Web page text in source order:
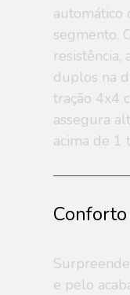
automático
segmento.
resistência,
duplos na
tração 4x4
assegura
acima de 1
e pelo